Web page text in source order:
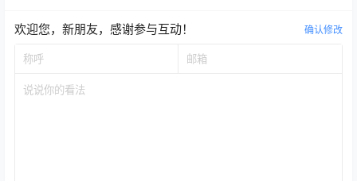
序、支付宝小程序、字节跳
欢迎您，新朋友，感谢参与互动！ 确认修改